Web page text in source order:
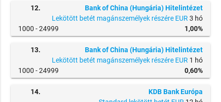
12.
Bank of China (Hungária) Hitelintézet
Lekötött betét magánszemélyek részére EUR 3 hó
1000 -24999 1,00%
13.
Bank of China (Hungária) Hitelintézet
Lekötött betét magánszemélyek részére EUR 1 hó
1000 -24999 0,60%
14.
KDB Bank Európa